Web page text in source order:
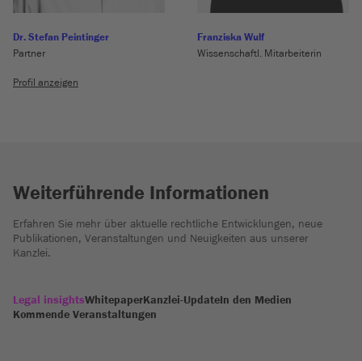
Dr. Stefan Peintinger
Partner
Profil anzeigen
Franziska Wulf
Wissenschaftl. Mitarbeiterin
Weiterführende Informationen
Erfahren Sie mehr über aktuelle rechtliche Entwicklungen, neue
Publikationen, Veranstaltungen und Neuigkeiten aus unserer
Kanzlei.
Legal insightsWhitepaperKanzlei-UpdateIn den Medien
Kommende Veranstaltungen